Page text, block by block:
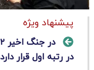
پیشنهاد ویژه
در رتبه اول قرار دارد